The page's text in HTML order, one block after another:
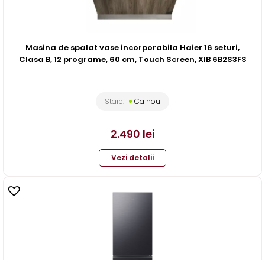
Masina de spalat vase incorporabila Haier 16 seturi,
Clasa B, 12 programe, 60 cm, Touch Screen, XIB 6B2S3FS
Stare: Ca nou
2.490 lei
Vezi detalii